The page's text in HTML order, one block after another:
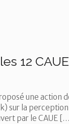
12
une action
sur la perception
par le CAUE[…]